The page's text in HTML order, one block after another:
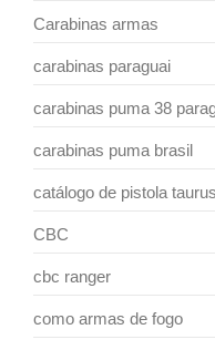
Carabinas armas
carabinas paraguai
carabinas puma 38
carabinas puma brasil
catálogo de pistola taurus
CBC
cbc ranger
como armas de fogo